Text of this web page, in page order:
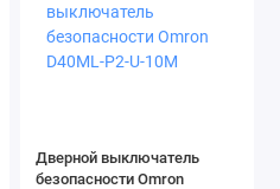
Дверной выключатель
безопасности Omron